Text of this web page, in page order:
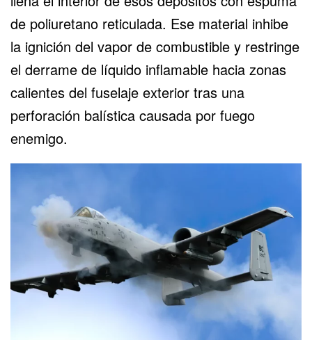
de poliuretano reticulada. Ese material inhibe
la ignición del vapor de combustible y restringe
el derrame de líquido inflamable hacia zonas
calientes del fuselaje exterior tras una
perforación balística causada por fuego
enemigo.